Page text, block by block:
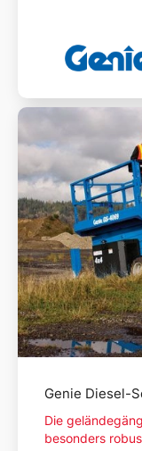
Genie Diesel-
Die
besonders
Mehr lesen